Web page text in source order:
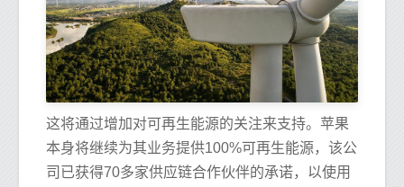
这将通过增加对可再生能源的关注来支持。苹果
本身将继续为其业务提供100%可再生能源，该公
司已获得70多家供应链合作伙伴的承诺，以使用